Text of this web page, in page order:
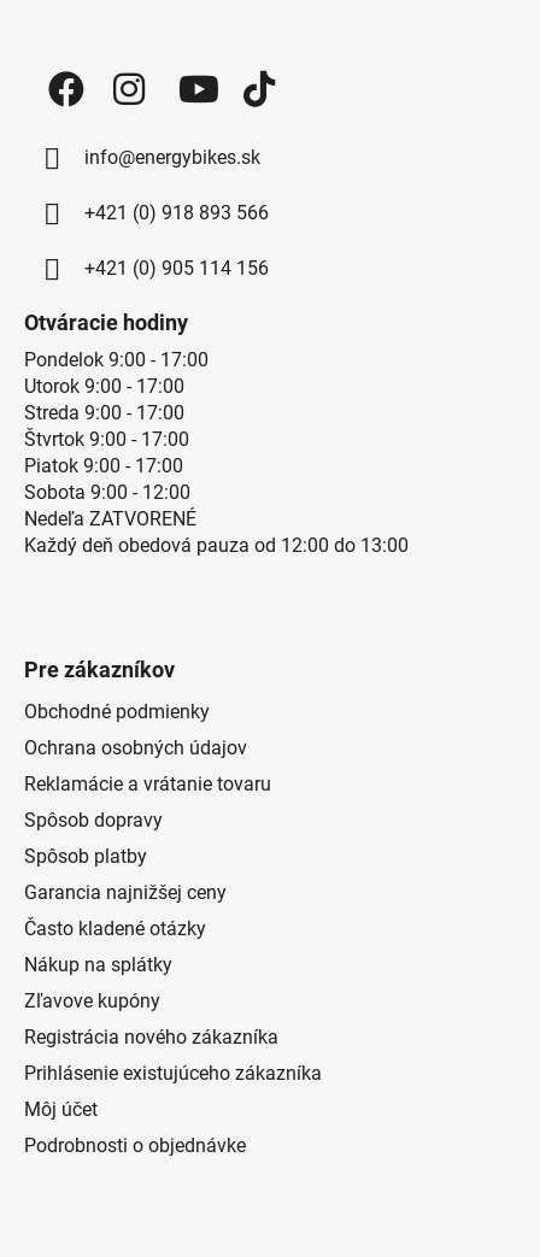
info@energybikes.sk
+421 (0) 918 893 566
+421 (0) 905 114 156
Otváracie hodiny
Pondelok 9:00 - 17:00
Utorok 9:00 - 17:00
Streda 9:00 - 17:00
Štvrtok 9:00 - 17:00
Piatok 9:00 - 17:00
Sobota 9:00 - 12:00
Nedeľa ZATVORENÉ
Každý deň obedová pauza od 12:00 do 13:00
Pre zákazníkov
Obchodné podmienky
Ochrana osobných údajov
Reklamácie a vrátanie tovaru
Spôsob dopravy
Spôsob platby
Garancia najnižšej ceny
Často kladené otázky
Nákup na splátky
Zľavove kupóny
Registrácia nového zákazníka
Prihlásenie existujúceho zákazníka
Môj účet
Podrobnosti o objednávke